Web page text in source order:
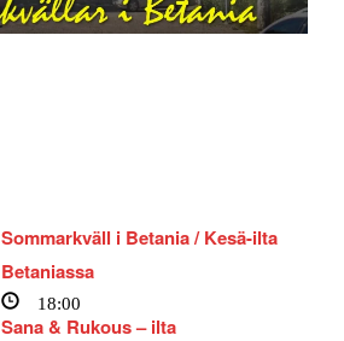
Sommarkväll i Betania / Kesä-ilta
Betaniassa
18:00
Sana & Rukous – ilta